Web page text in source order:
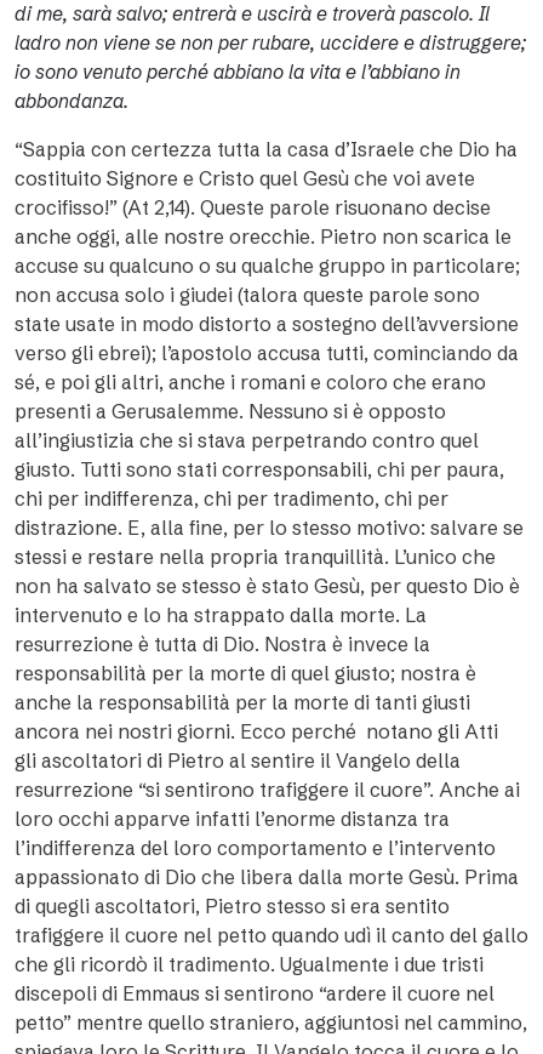
di me, sarà salvo; entrerà e uscirà e troverà pascolo. Il
ladro non viene se non per rubare, uccidere e distruggere;
io sono venuto perché abbiano la vita e l’abbiano in
abbondanza.
“Sappia con certezza tutta la casa d’Israele che Dio ha
costituito Signore e Cristo quel Gesù che voi avete
crocifisso!” (At 2,14). Queste parole risuonano decise
anche oggi, alle nostre orecchie. Pietro non scarica le
accuse su qualcuno o su qualche gruppo in particolare;
non accusa solo i giudei (talora queste parole sono
state usate in modo distorto a sostegno dell’avversione
verso gli ebrei); l’apostolo accusa tutti, cominciando da
sé, e poi gli altri, anche i romani e coloro che erano
presenti a Gerusalemme. Nessuno si è opposto
all’ingiustizia che si stava perpetrando contro quel
giusto. Tutti sono stati corresponsabili, chi per paura,
chi per indifferenza, chi per tradimento, chi per
distrazione. E, alla fine, per lo stesso motivo: salvare se
stessi e restare nella propria tranquillità. L’unico che
non ha salvato se stesso è stato Gesù, per questo Dio è
intervenuto e lo ha strappato dalla morte. La
resurrezione è tutta di Dio. Nostra è invece la
responsabilità per la morte di quel giusto; nostra è
anche la responsabilità per la morte di tanti giusti
ancora nei nostri giorni. Ecco perché  notano gli Atti 
gli ascoltatori di Pietro al sentire il Vangelo della
resurrezione “si sentirono trafiggere il cuore”. Anche ai
loro occhi apparve infatti l’enorme distanza tra
l’indifferenza del loro comportamento e l’intervento
appassionato di Dio che libera dalla morte Gesù. Prima
di quegli ascoltatori, Pietro stesso si era sentito
trafiggere il cuore nel petto quando udì il canto del gallo
che gli ricordò il tradimento. Ugualmente i due tristi
discepoli di Emmaus si sentirono “ardere il cuore nel
petto” mentre quello straniero, aggiuntosi nel cammino,